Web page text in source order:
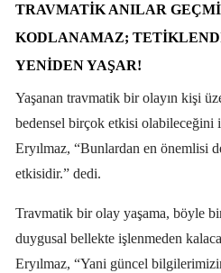
TRAVMATIK ANILAR
KODLANAMAZ;
YENIDEN YAŞAR!
Yaşanan travmatik bir olayın kişi
bedensel birçok etkisi olabileceğini
Eryılmaz, “Bunlardan en önemlisi
etkisidir.” dedi.
Travmatik bir olay yaşama, böyle
duygusal bellekte işlenmeden
Eryılmaz, “Yani güncel